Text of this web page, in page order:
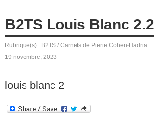
B2TS Louis Blanc 2.2
Rubrique(s) : B2TS / Carnets de Pierre Cohen-Hadria
19 novembre, 2023
louis blanc 2